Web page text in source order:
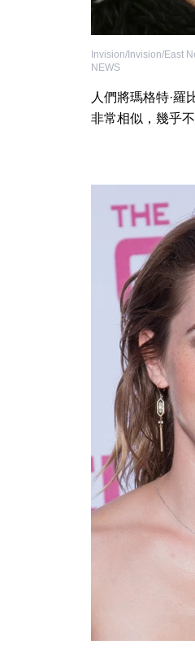
Invision/Invision/East
NEWS
人們將瑪格特·羅
非常相似，幾乎